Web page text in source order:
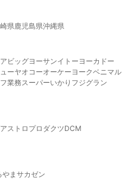
県鹿児島県沖縄県
ビッグヨーサンイトーヨーカドー
ーヤオコーオーケー ヨークベニマル
業務スーパーいかり フジグラン
アストロプロダクツDCM
やま サカゼン